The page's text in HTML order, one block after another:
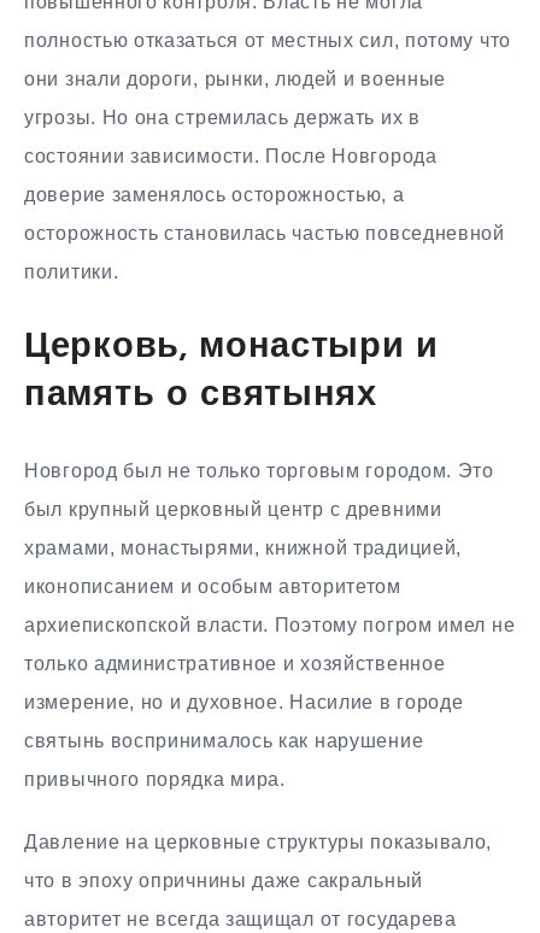
полностью отказаться от местных сил, потому что
они знали дороги, рынки, людей и военные
угрозы. Но она стремилась держать их в
состоянии зависимости. После Новгорода
доверие заменялось осторожностью, а
осторожность становилась частью повседневной
политики.
Церковь, монастыри и
память о святынях
Новгород был не только торговым городом. Это
был крупный церковный центр с древними
храмами, монастырями, книжной традицией,
иконописанием и особым авторитетом
архиепископской власти. Поэтому погром имел не
только административное и хозяйственное
измерение, но и духовное. Насилие в городе
святынь воспринималось как нарушение
привычного порядка мира.
Давление на церковные структуры показывало,
что в эпоху опричнины даже сакральный
авторитет не всегда защищал от государева